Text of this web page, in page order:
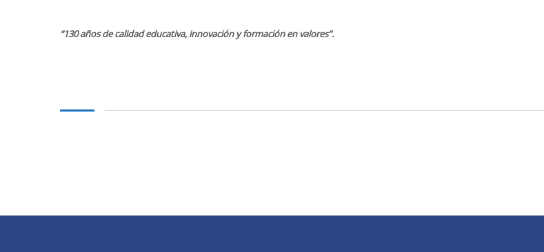
“130 años de calidad educativa, innovación y formación en valores”.